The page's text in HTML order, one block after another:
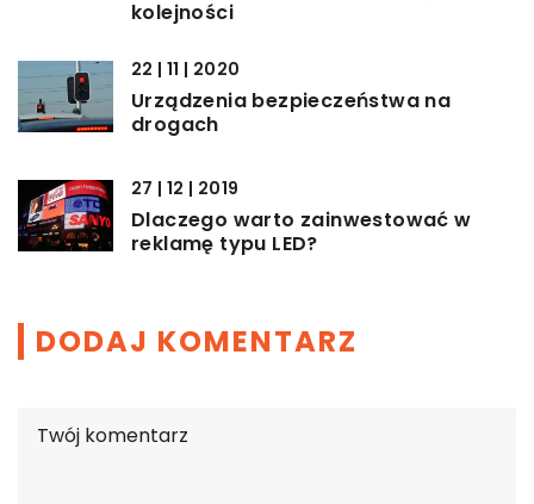
kolejności
22 | 11 | 2020
Urządzenia bezpieczeństwa na
drogach
27 | 12 | 2019
Dlaczego warto zainwestować w
reklamę typu LED?
DODAJ KOMENTARZ